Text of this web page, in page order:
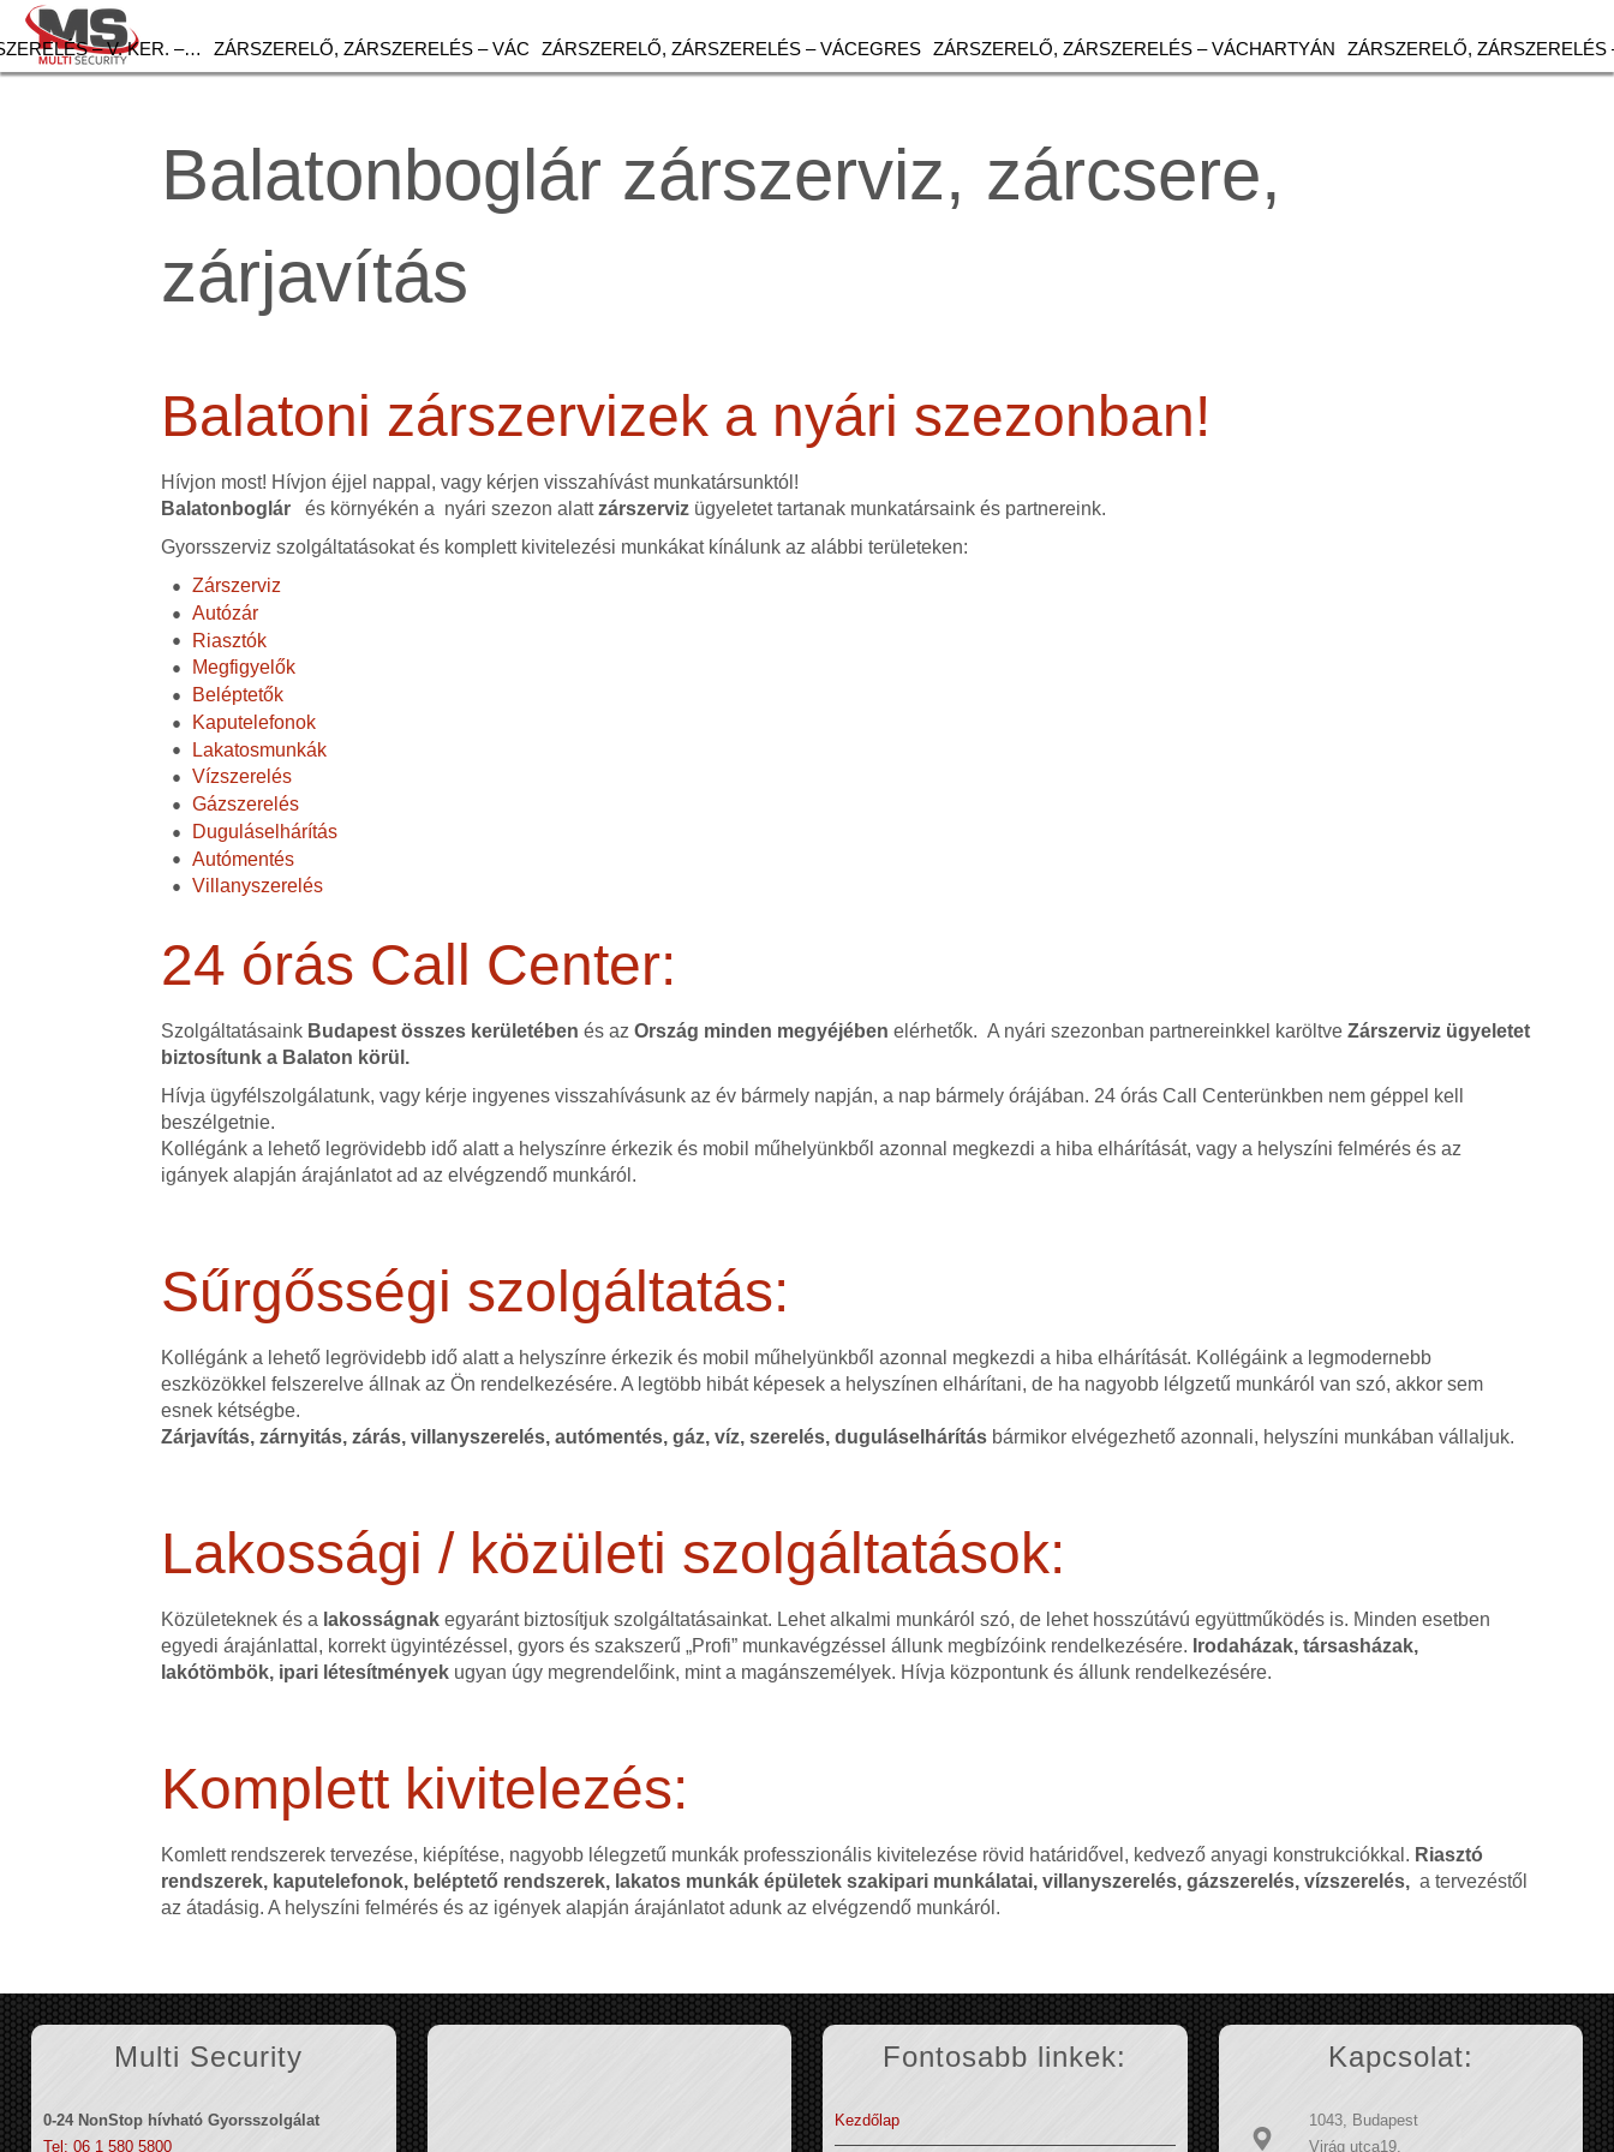
– V. KER. –… ZÁRSZERELŐ, ZÁRSZERELÉS – VÁC ZÁRSZERELŐ, ZÁRSZERELÉS – VÁCEGRES ZÁRSZERELŐ, ZÁRSZERELÉS – VÁCHARTYÁN ZÁRSZERELŐ, ZÁRSZERELÉS
Balatonboglár zárszerviz, zárcsere,
zárjavítás
Balatoni zárszervizek a nyári szezonban!
Hívjon most! Hívjon éjjel nappal, vagy kérjen visszahívást munkatársunktól!
Balatonboglárés környékén a nyári szezon alattzárszerviz ügyeletet tartanak munkatársaink és partnereink.
Gyorsszerviz szolgáltatásokat és komplett kivitelezési munkákat kínálunk az alábbi területeken:
Zárszerviz
Autózár
Riasztók
Megfigyelők
Beléptetők
Kaputelefonok
Lakatosmunkák
Vízszerelés
Gázszerelés
Duguláselhárítás
Autómentés
Villanyszerelés
24 órás Call Center:
Szolgáltatásaink Budapest összes kerületében és azOrszág minden megyéjében elérhetők. A nyári szezonban partnereinkkel karöltveZárszerviz ügyeletet
biztosítunk a Balaton körül.
Hívja ügyfélszolgálatunk, vagy kérje ingyenes visszahívásunk az év bármely napján, a nap bármely órájában. 24 órás Call Centerünkben nem géppel kell
beszélgetnie.
Kollégánk a lehető legrövidebb idő alatt a helyszínre érkezik és mobil műhelyünkből azonnal megkezdi a hiba elhárítását, vagy a helyszíni felmérés és az
igányek alapján árajánlatot ad az elvégzendő munkáról.
Sűrgősségi szolgáltatás:
Kollégánk a lehető legrövidebb idő alatt a helyszínre érkezik és mobil műhelyünkből azonnal megkezdi a hiba elhárítását. Kollégáink a legmodernebb
eszközökkel felszerelve állnak az Ön rendelkezésére. A legtöbb hibát képesek a helyszínen elhárítani, de ha nagyobb lélgzetű munkáról van szó, akkor sem
esnek kétségbe.
Zárjavítás, zárnyitás, zárás, villanyszerelés, autómentés, gáz, víz, szerelés, duguláselhárítás bármikor elvégezhető azonnali, helyszíni munkában vállaljuk.
Lakossági / közületi szolgáltatások:
Közületeknek és a lakosságnak egyaránt biztosítjuk szolgáltatásainkat. Lehet alkalmi munkáról szó, de lehet hosszútávú együttműködés is. Minden esetben
egyedi árajánlattal, korrekt ügyintézéssel, gyors és szakszerű „Profi” munkavégzéssel állunk megbízóink rendelkezésére. Irodaházak, társasházak,
lakótömbök, ipari létesítmények ugyan úgy megrendelőink, mint a magánszemélyek. Hívja központunk és állunk rendelkezésére.
Komplett kivitelezés:
Komlett rendszerek tervezése, kiépítése, nagyobb lélegzetű munkák professzionális kivitelezése rövid határidővel, kedvező anyagi konstrukciókkal. Riasztó
rendszerek, kaputelefonok, beléptető rendszerek, lakatos munkák épületek szakipari munkálatai, villanyszerelés, gázszerelés, vízszerelés, a tervezéstől
az átadásig. A helyszíni felmérés és az igények alapján árajánlatot adunk az elvégzendő munkáról.
Multi Security
0-24 NonStop hívható Gyorsszolgálat
Tel: 06 1 580 5800
Fontosabb linkek:
Kezdőlap
Kapcsolat:
1043, Budapest
Virág utca19.